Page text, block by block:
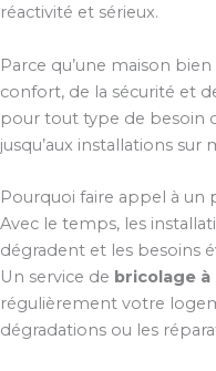
réactivité et sérieux.
Parce qu’une maison
confort, de la sécurité et
pour tout type de besoin
jusqu’aux installations sur
Pourquoi faire appel à un
Avec le temps, les
dégradent et les besoins
Un service de bricolage à
régulièrement votre
dégradations ou les